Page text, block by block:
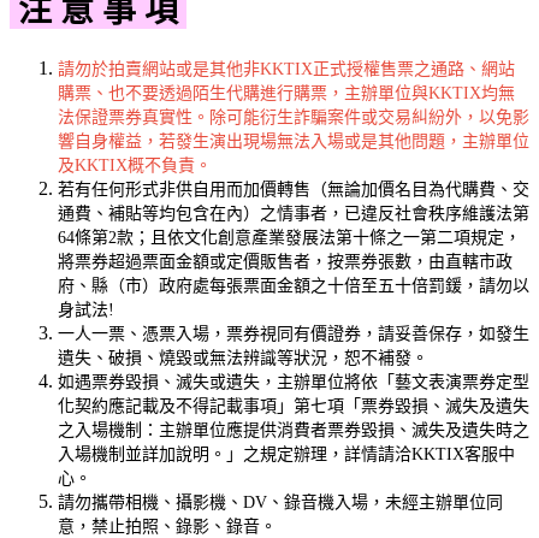
注 意 事 項
請勿於拍賣網站或是其他非KKTIX正式授權售票之通路、網站
購票、也不要透過陌生代購進行購票，主辦單位與KKTIX均無
法保證票券真實性。除可能衍生詐騙案件或交易糾紛外，以免影
響自身權益，若發生演出現場無法入場或是其他問題，主辦單位
及KKTIX概不負責。
若有任何形式非供自用而加價轉售（無論加價名目為代購費、交
通費、補貼等均包含在內）之情事者，已違反社會秩序維護法第
64條第2款；且依文化創意產業發展法第十條之一第二項規定，
將票券超過票面金額或定價販售者，按票券張數，由直轄市政
府、縣（市）政府處每張票面金額之十倍至五十倍罰鍰，請勿以
身試法!
一人一票、憑票入場，票券視同有價證券，請妥善保存，如發生
遺失、破損、燒毀或無法辨識等狀況，恕不補發。
如遇票券毀損、滅失或遺失，主辦單位將依「藝文表演票券定型
化契約應記載及不得記載事項」第七項「票券毀損、滅失及遺失
之入場機制：主辦單位應提供消費者票券毀損、滅失及遺失時之
入場機制並詳加說明。」之規定辦理，詳情請洽KKTIX客服中
心。
請勿攜帶相機、攝影機、DV、錄音機入場，未經主辦單位同
意，禁止拍照、錄影、錄音。